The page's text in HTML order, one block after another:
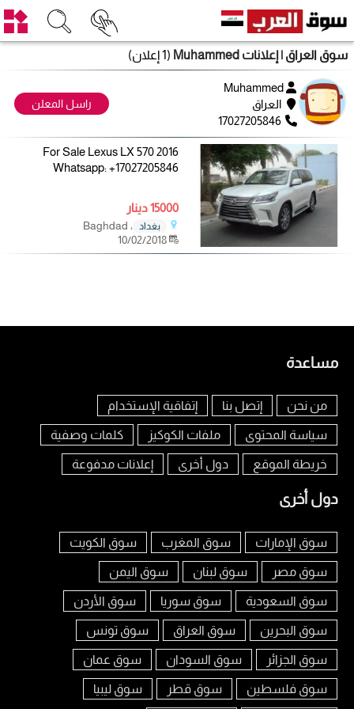
سوق العراق | إعلانات Muhammed (1 إعلان)
العراق
راسل المعلن
For Sale Lexus LX 570 2016
Whatsapp: +17027205846
15000 دينار
بغداد
، Baghdad
10/02/2018
مساعدة
من نحن إتصل بنا إتفاقية الإستخدام
سياسة المحتوى ملفات الكوكيز كلمات وصفية
خريطة الموقع دول أخرى إعلانات مدفوعة
دول أخرى
سوق الإمارات سوق المغرب سوق الكويت
سوق مصر سوق لبنان سوق اليمن
سوق السعودية سوق سوريا سوق الأردن
سوق البحرين سوق العراق سوق تونس
سوق الجزائر سوق السودان سوق عمان
سوق فلسطين سوق قطر سوق ليبيا